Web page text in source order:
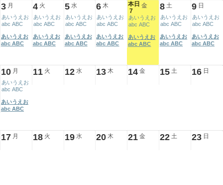
3 月
あいうえお
abc ABC
あいうえお
abc ABC
4 火
あいうえお
abc ABC
あいうえお
abc ABC
5 水
あいうえお
abc ABC
あいうえお
abc ABC
6 木
あいうえお
abc ABC
あいうえお
abc ABC
本日
7
金
あいうえお
abc ABC
あいうえお
abc ABC
8 土
あいうえお
abc ABC
あいうえお
abc ABC
9 日
あいうえお
abc ABC
あいうえお
abc ABC
10 月
あいうえお
abc ABC
あいうえお
abc ABC
11 火 12 水 13 木 14 金 15 土 16 日
17 月 18 火 19 水 20 木 21 金 22 土 23 日